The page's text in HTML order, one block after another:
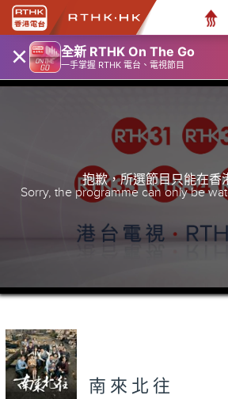
× 全新 RTHK On The Go
一手掌握 RTHK 電台、電視節目
抱歉，所選節目只能在香
Sorry, the programme can only be
南來北往